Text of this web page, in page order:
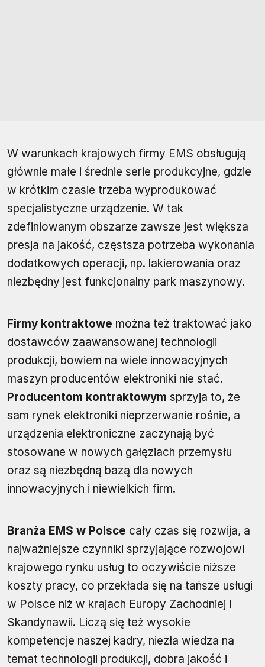
W warunkach krajowych firmy EMS obsługują
głównie małe i średnie serie produkcyjne, gdzie
w krótkim czasie trzeba wyprodukować
specjalistyczne urządzenie. W tak
zdefiniowanym obszarze zawsze jest większa
presja na jakość, częstsza potrzeba wykonania
dodatkowych operacji, np. lakierowania oraz
niezbędny jest funkcjonalny park maszynowy.
Firmy kontraktowe można też traktować jako
dostawców zaawansowanej technologii
produkcji, bowiem na wiele innowacyjnych
maszyn producentów elektroniki nie stać.
Producentom kontraktowym sprzyja to, że
sam rynek elektroniki nieprzerwanie rośnie, a
urządzenia elektroniczne zaczynają być
stosowane w nowych gałęziach przemysłu
oraz są niezbędną bazą dla nowych
innowacyjnych i niewielkich firm.
Branża EMS w Polsce cały czas się rozwija, a
najważniejsze czynniki sprzyjające rozwojowi
krajowego rynku usług to oczywiście niższe
koszty pracy, co przekłada się na tańsze usługi
w Polsce niż w krajach Europy Zachodniej i
Skandynawii. Liczą się też wysokie
kompetencje naszej kadry, niezła wiedza na
temat technologii produkcji, dobra jakość i